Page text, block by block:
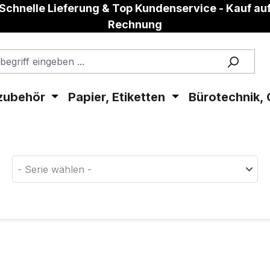
Lieferung & Top Kundenservice - Kauf
Rechnung
Papier, Etiketten Bürotechnik,
- Serie wählen -